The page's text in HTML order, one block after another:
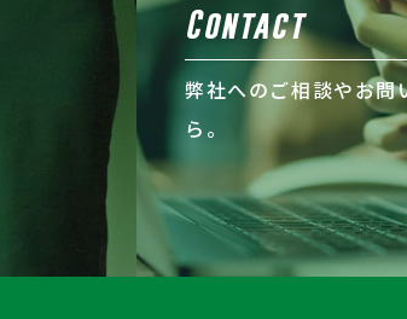
Contact
弊社へのご相談やお問
ら。